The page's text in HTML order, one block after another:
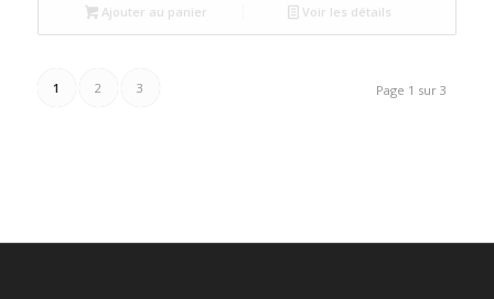
était :
د.م.70.00.
د.م.65.00.
Ajouter au panier Voir les détails
Page 1 sur 3
1 2 3